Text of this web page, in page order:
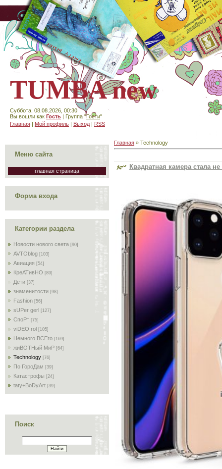
TUMBA new
Суббота, 08.08.2026, 00:30
Вы вошли как Гость | Группа "Гости"
Главная | Мой профиль | Выход | RSS
Меню сайта
главная страница
Форма входа
Категории раздела
Новости нового света [90]
AVTOblog [103]
Авиация [54]
КреАТивНО [89]
Дети [37]
знаменитости [98]
Fashion [56]
sUPer gerl [127]
СпоРт [75]
viDEO rol [105]
Немного ВСЕго [169]
жиВОТНый МиР [64]
Technology [76]
По ГороДам [39]
Катастрофы [24]
taty+BoDyArt [39]
Поиск
Главная » Technology
Квадратная камера стала